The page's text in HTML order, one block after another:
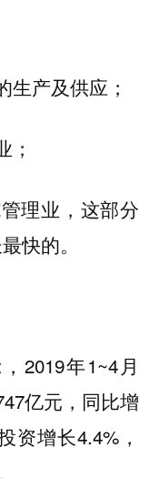
生产及供应；
；
理业，这部分
快的。
2019年1~4月
亿元，同比增
资增长4.4%，